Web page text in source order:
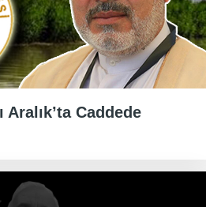
Aralık’ta Caddede